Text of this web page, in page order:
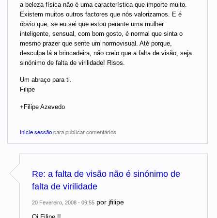
a beleza física não é uma característica que importe muito.
Existem muitos outros factores que nós valorizamos. E é
óbvio que, se eu sei que estou perante uma mulher
inteligente, sensual, com bom gosto, é normal que sinta o
mesmo prazer que sente um normovisual. Até porque,
desculpa lá a brincadeira, não creio que a falta de visão, seja
sinónimo de falta de virilidade! Risos.
Um abraço para ti.
Filipe
+Filipe Azevedo
Inicie sessãopara publicar comentários
Re: a falta de visão não é sinónimo de
falta de virilidade
20 Fevereiro, 2008 - 09:55 por jfilipe